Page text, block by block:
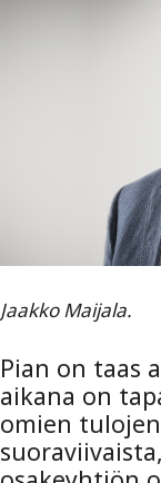
Jaakko Maijala.
Pian on taas
aikana on
omien